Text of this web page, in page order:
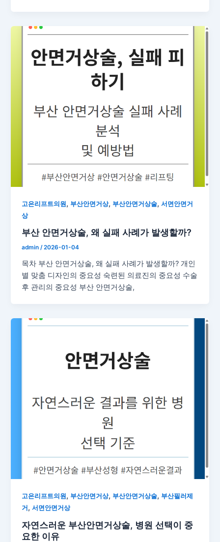
고은리프트의원 , 부산안면거상, 부산안면거상술,서면안면거
상
부산 안면거상술, 왜 실패 사례가 발생할까?
admin/2026-01-04
목차 부산 안면거상술, 왜 실패 사례가 발생할까? 개인
별 맞춤 디자인의 중요성 숙련된 의료진의 중요성 수술
후 관리의 중요성 부산 안면거상술,
고은리프트의원, 부산안면거상, 부산안면거상술, 부산필러제
거 ,서면안면거상
자연스러운 부산안면거상술, 병원 선택이 중
요한 이유